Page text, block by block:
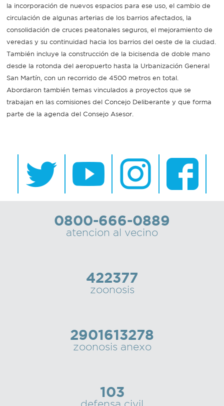
la incorporación de nuevos espacios para ese uso, el cambio de
circulación de algunas arterias de los barrios afectados, la
consolidación de cruces peatonales seguros, el mejoramiento de
veredas y su continuidad hacia los barrios del oeste de la ciudad.
También incluye la construcción de la bicisenda de doble mano
desde la rotonda del aeropuerto hasta la Urbanización General
San Martín, con un recorrido de 4500 metros en total.
Abordaron también temas vinculados a proyectos que se
trabajan en las comisiones del Concejo Deliberante y que forma
parte de la agenda del Consejo Asesor.
0800-666-0889
atencion al vecino
422377
zoonosis
2901613278
zoonosis anexo
103